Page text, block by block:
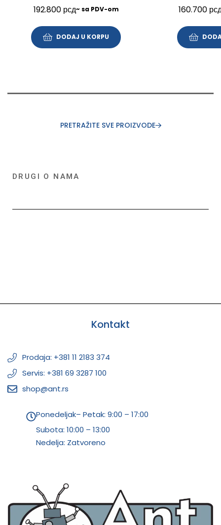
192.800 рсд~ sa PDV-om
DODAJ U KORPU
160.700
PRETRAŽITE SVE PROIZVODE
DRUGI O NAMA
Kontakt
Prodaja: +381 11 2183 374
Servis: +381 69 3287 100
shop@ant.rs
Ponedeljak– Petak: 9:00 – 17:00
Subota: 10:00 – 13:00
Nedelja: Zatvoreno